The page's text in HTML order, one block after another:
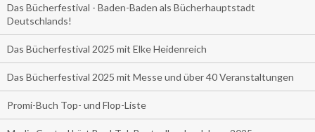
Das Bücherfestival - Baden-Baden als Bücherhauptstadt
Deutschlands!
Das Bücherfestival 2025 mit Elke Heidenreich
Das Bücherfestival 2025 mit Messe und über 40 Veranstaltungen
Promi-Buch Top- und Flop-Liste